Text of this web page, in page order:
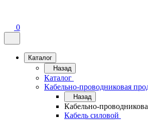
0
Каталог
Назад
Каталог
Кабельно-проводниковая
Назад
Кабельно-
Кабель силовой